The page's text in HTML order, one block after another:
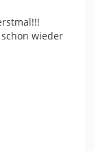
wieder